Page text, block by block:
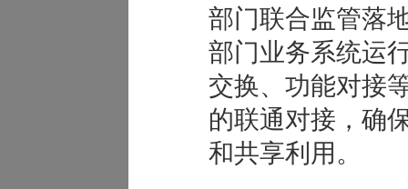
部门联合监管落
部门业务系统运
交换、功能对接
的联通对接，确
和共享利用。